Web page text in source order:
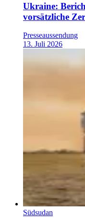
Ukraine:
vorsätzliche
Presseaussendung
13. Juli 2026
Südsudan